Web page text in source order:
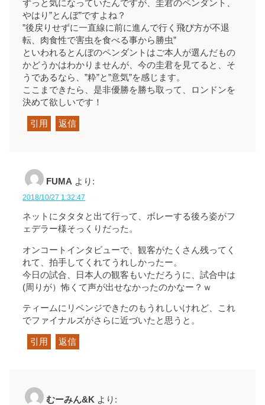
ずっと気になっていたんですが、圭君のペンダント、
やはり”とんぼ”ですよね？
”後戻りせずに一直線に前に進んで行く飛び方が不退
転、肉食性で害虫を食べる事から勝虫”
といわれるとんぼのペンダントはご本人が選んだもの
かどうかはわかりませんが、今の圭君を見てると、そ
うであるなら、”粋”と”意気”を感じます。
ここまできたら、是非優勝を勝ち取って、ロンドンを
決めて欲しいです！
引用 返信
FUMA より:
2018/10/27 1:32:47
ネットにタタタと出て行って、ボレーする後ろ姿がフ
ェデラー様そっくりだった。
オンコートインタビューで、観客がたくさん残ってく
れて、拍手してくれてうれしかったー。
今日の試合、日本人の観客もいただろうに、試合中は
(周りが）怖くて声が出せなかったのかなー？ｗ
ティームにリベンジできたのもうれしいけれど、これ
でファイナルズがさらに近づいたと思うと。
引用 返信
むーみん&K より: